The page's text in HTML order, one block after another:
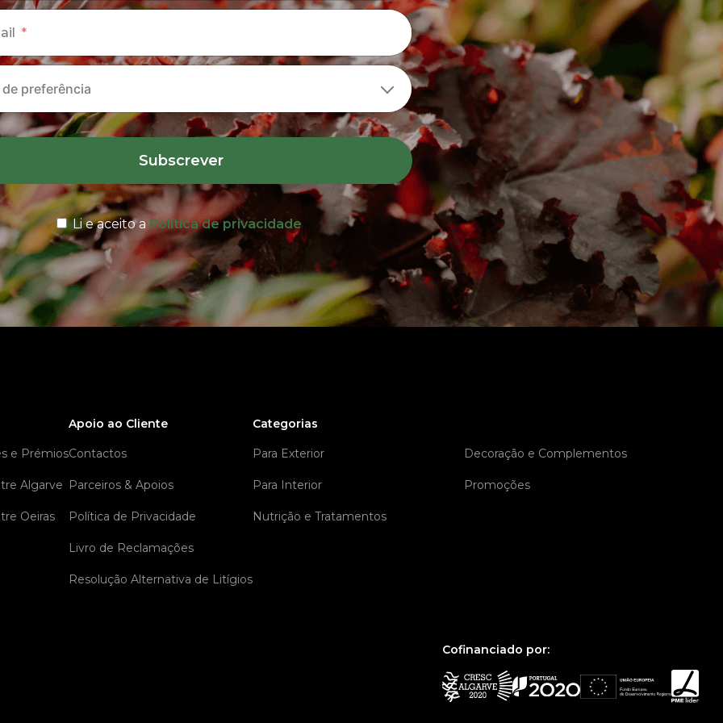
Subscrever
Li e aceito a Política de privacidade
e Prémios
Algarve
Oeiras
Apoio ao Cliente
Contactos
Parceiros & Apoios
Política de Privacidade
Livro de Reclamações
Resolução Alternativa de Litígios
Categorias
Para Exterior
Para Interior
Nutrição e Tratamentos
Decoração e Complementos
Promoções
Cofinanciado por: